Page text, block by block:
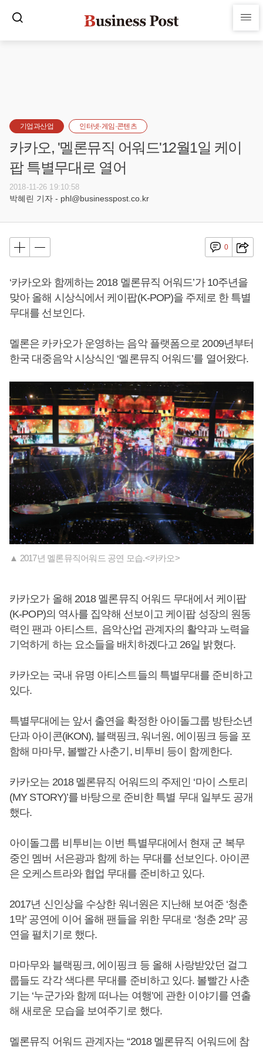
기업과산업 인터넷·게임·콘텐츠
카카오, '멜론뮤직 어워드'12월1일 케이
팝 특별무대로 열어
2018-11-26 19:10:58
박혜린 기자 - phl@businesspost.co.kr
0
‘카카오와 함께하는 2018 멜론뮤직 어워드’가 10주년을
맞아 올해 시상식에서 케이팝(K-POP)을 주제로 한 특별
무대를 선보인다.
멜론은 카카오가 운영하는 음악 플랫폼으로 2009년부터
한국 대중음악 시상식인 ‘멜론뮤직 어워드’를 열어왔다.
▲ 2017년 멜론뮤직어워드 공연 모습.<카카오>
카카오가 올해 2018 멜론뮤직 어워드 무대에서 케이팝
(K-POP)의 역사를 집약해 선보이고 케이팝 성장의 원동
력인 팬과 아티스트, 음악산업 관계자의 활약과 노력을
기억하게 하는 요소들을 배치하겠다고 26일 밝혔다.
카카오는 국내 유명 아티스트들의 특별무대를 준비하고
있다.
특별무대에는 앞서 출연을 확정한 아이돌그룹 방탄소년
단과 아이콘(iKON), 블랙핑크, 워너원, 에이핑크 등을 포
함해 마마무, 볼빨간 사춘기, 비투비 등이 함께한다.
카카오는 2018 멜론뮤직 어워드의 주제인 ‘마이 스토리
(MY STORY)’를 바탕으로 준비한 특별 무대 일부도 공개
했다.
아이돌그룹 비투비는 이번 특별무대에서 현재 군 복무
중인 멤버 서은광과 함께 하는 무대를 선보인다. 아이콘
은 오케스트라와 협업 무대를 준비하고 있다.
2017년 신인상을 수상한 워너원은 지난해 보여준 ‘청춘
1막’ 공연에 이어 올해 팬들을 위한 무대로 ‘청춘 2막’ 공
연을 펼치기로 했다.
마마무와 블랙핑크, 에이핑크 등 올해 사랑받았던 걸그
룹들도 각각 색다른 무대를 준비하고 있다. 볼빨간 사춘
기는 ‘누군가와 함께 떠나는 여행’에 관한 이야기를 연출
해 새로운 모습을 보여주기로 했다.
멜론뮤직 어워드 관계자는 “2018 멜론뮤직 어워드에 참